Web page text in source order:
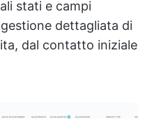
stati e campi
dettagliata di
dal contatto iniziale